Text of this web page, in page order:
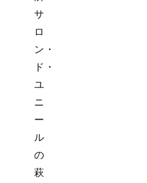
サ
ロ
ン・
ド・
ユ
ニ
ー
ル
の
萩